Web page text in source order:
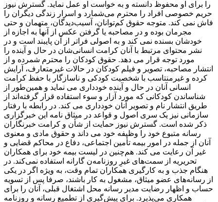
را برای او محفوظ دانسته و به خواست او عمل نماید. گسترش نیوز
حریم خصوصی افراد را محترم می‌شمارد و اسرار زندگی دیگران را
فاش نمی کند. متوجه حقوق کم‌توانان، آسیب‌دیدگان، متهمان و حتی
مجرمان بوده و در مصاحبه یا گرفتن عکس از آنها به اجازه از
خودشان بسنده نمی کند و به اصولی فراتر از آن پایبند است و در
نشر محتوای مرتبط با آنان کرامت انسانی‌شان در حال و آینده را
مورد توجه قرار می دهد. حقوق کودکان را محترم شمرده و از
انتشار مصاحبه، تصویر و فیلم کودکان در حالات غیرمتعارف، آرایش
کرده و غیرمنتاسب با شخصیت کودکی و ناسازگار با حفظ کرامت
انسانی آنان در حال و آینده خودداری می نماید و همین‌طور از
شناساندن کودکانی که مورد آزار و سوء استفاده قرار گرفته‌اند از
طریق انتشار نام و تصویر آنان خودداری می کند. در رابطه با رفتار
سازمانی نیز یک سری اصول و قواعد در میثاق نامه این خبرگزاری
ذکر شده است. گسترش نیوز حمایت از شأن و کرامت خبرنگاران
رسانه متبوع خود را وظیفه خود می داند و حقوق مادی و معنوی
آنان از جمله در امور بیمه تأمین اجتماعی، دفاع در محاکم قضایی و
غیر آن رعایت می کند. هم‌چنین در لیست بیمه خود برای همکاران
تحریریه از سمت‌های غیرِ روزنامه‌ن گارانه استفاده نمی‌کند. در
هنگام جذب و به کارگیری همکاران تمام وقت، به ‌ویژه اگر در یکی
از رسانه‌های عضو میثاق، مشغول به کار باشند، صرفا پس از تسویه‌
حساب و اظهار رضایت مدیر رسانه محل اشتغال قبلی، آنان را برای
همکاری می‌پذیرد. برای پیش‌گیری از تطمیع رسانه و روزنامه